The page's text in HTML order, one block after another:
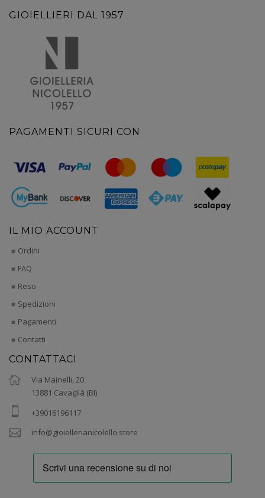
GIOIELLIERI DAL 1957
PAGAMENTI SICURI CON
IL MIO ACCOUNT
Ordini
FAQ
Reso
Spedizioni
Pagamenti
Contatti
CONTATTACI
Via Mainelli, 20
13881 Cavaglià (BI)
+39016196117
info@gioiellerianicolello.store